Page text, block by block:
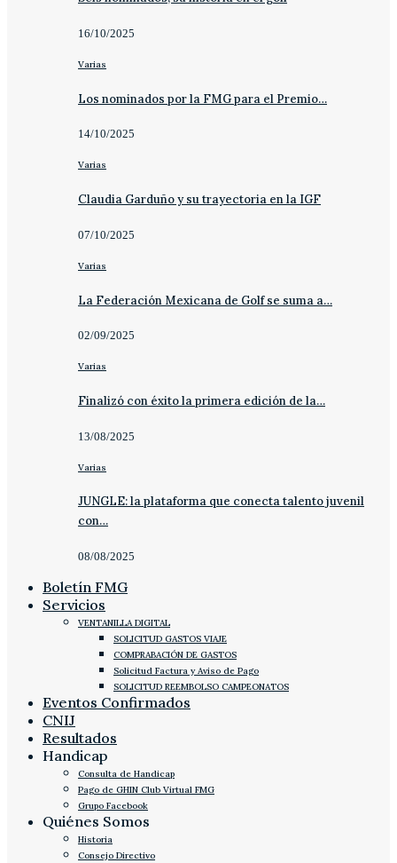
16/10/2025
Varias
Los nominados por la FMG para el Premio…
14/10/2025
Varias
Claudia Garduño y su trayectoria en la IGF
07/10/2025
Varias
La Federación Mexicana de Golf se suma a…
02/09/2025
Varias
Finalizó con éxito la primera edición de la…
13/08/2025
Varias
JUNGLE: la plataforma que conecta talento juvenil
con…
08/08/2025
Boletín FMG
Servicios
VENTANILLA DIGITAL
SOLICITUD GASTOS VIAJE
COMPRABACIÓN DE GASTOS
Solicitud Factura y Aviso de Pago
SOLICITUD REEMBOLSO CAMPEONATOS
Eventos Confirmados
CNIJ
Resultados
Handicap
Consulta de Handicap
Pago de GHIN Club Virtual FMG
Grupo Facebook
Quiénes Somos
Historia
Consejo Directivo